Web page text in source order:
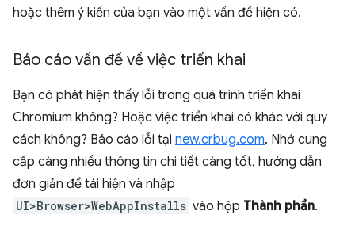
hoặc thêm ý kiến của bạn vào một vấn đề hiện có.
Báo cáo vấn đề về việc triển khai
Bạn có phát hiện thấy lỗi trong quá trình triển khai
Chromium không? Hoặc việc triển khai có khác với quy
cách không? Báo cáo lỗi tại new.crbug.com. Nhớ cung
cấp càng nhiều thông tin chi tiết càng tốt, hướng dẫn
đơn giản để tái hiện và nhập
UI>Browser>WebAppInstalls vào hộp Thành phần.